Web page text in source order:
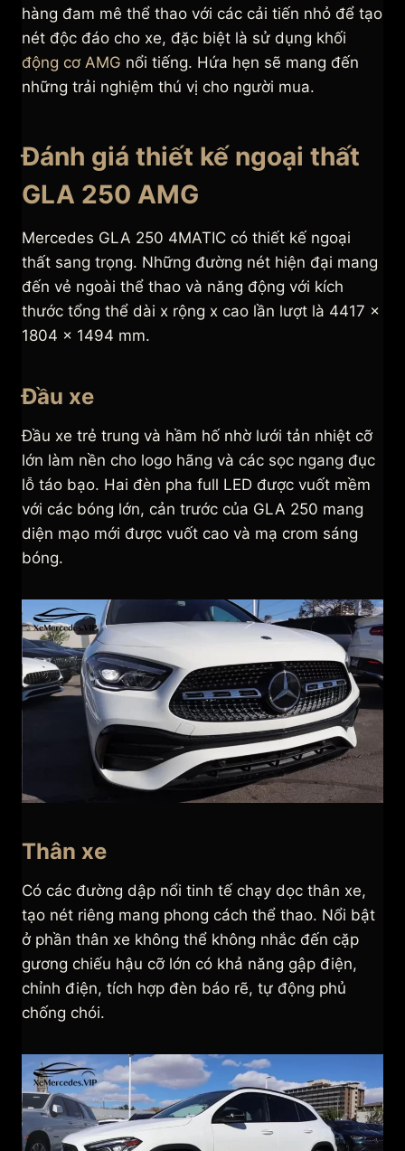
hàng đam mê thể thao với các cải tiến nhỏ để tạo
nét độc đáo cho xe, đặc biệt là sử dụng khối
động cơ AMG nổi tiếng. Hứa hẹn sẽ mang đến
những trải nghiệm thú vị cho người mua.
Đánh giá thiết kế ngoại thất
GLA 250 AMG
Mercedes GLA 250 4MATIC có thiết kế ngoại
thất sang trọng. Những đường nét hiện đại mang
đến vẻ ngoài thể thao và năng động với kích
thước tổng thể dài x rộng x cao lần lượt là 4417 x
1804 x 1494 mm.
Đầu xe
Đầu xe trẻ trung và hầm hố nhờ lưới tản nhiệt cỡ
lớn làm nền cho logo hãng và các sọc ngang đục
lỗ táo bạo. Hai đèn pha full LED được vuốt mềm
với các bóng lớn, cản trước của GLA 250 mang
diện mạo mới được vuốt cao và mạ crom sáng
bóng.
Thân xe
Có các đường dập nổi tinh tế chạy dọc thân xe,
tạo nét riêng mang phong cách thể thao. Nổi bật
ở phần thân xe không thể không nhắc đến cặp
gương chiếu hậu cỡ lớn có khả năng gập điện,
chỉnh điện, tích hợp đèn báo rẽ, tự động phủ
chống chói.